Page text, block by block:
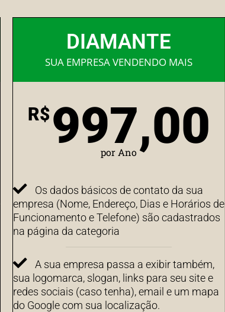
DIAMANTE
SUA EMPRESA VENDENDO MAIS
R$997,00
por Ano
Os dados básicos de contato da sua
empresa (Nome, Endereço, Dias e Horários de
Funcionamento e Telefone) são cadastrados
na página da categoria
A sua empresa passa a exibir também,
sua logomarca, slogan, links para seu site e
redes sociais (caso tenha), email e um mapa
do Google com sua localização.